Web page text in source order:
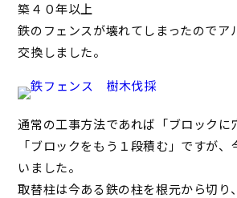
築４０年以上
鉄のフェンスが壊れてしまったのでア
交換しました。
通常の工事方法であれば「ブロックに
「ブロックをもう１段積む」ですが
いました。
取替柱は今ある鉄の柱を根元から切り